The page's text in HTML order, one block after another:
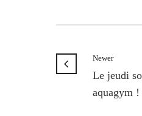
Newer
Le jeudi
aquagym !